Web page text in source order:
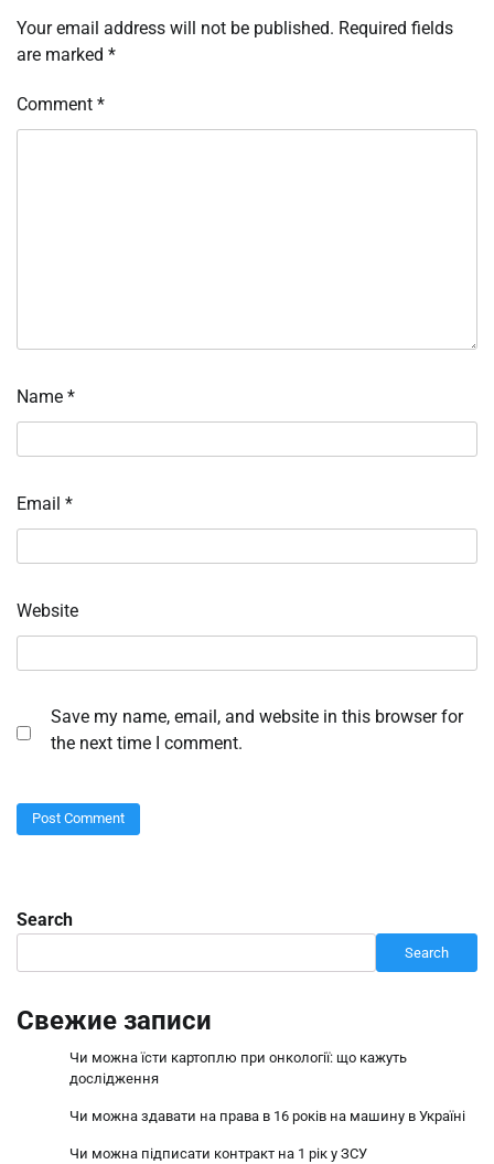
Your email address will not be published. Required fields
are marked *
Comment *
Name *
Email *
Website
Save my name, email, and website in this browser for
the next time I comment.
Search
Search
Свежие записи
Чи можна їсти картоплю при онкології: що кажуть
дослідження
Чи можна здавати на права в 16 років на машину в Україні
Чи можна підписати контракт на 1 рік у ЗСУ